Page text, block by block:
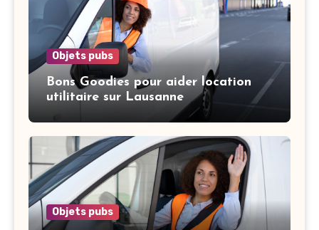
Objets pubs
Bons Goodies pour aider location
utilitaire sur Lausanne
Objets pubs